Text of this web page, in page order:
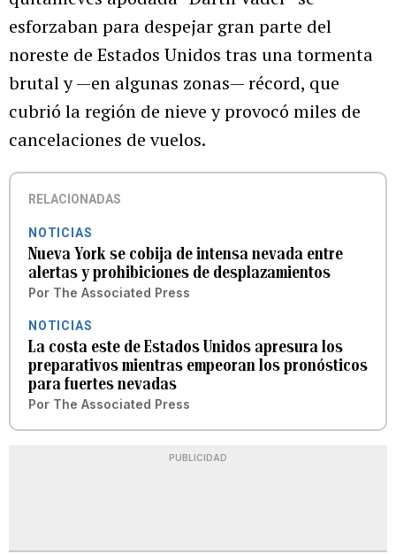
esforzaban para despejar gran parte del
noreste de Estados Unidos tras una tormenta
brutal y —en algunas zonas— récord, que
cubrió la región de nieve y provocó miles de
cancelaciones de vuelos.
RELACIONADAS
NOTICIAS
Nueva York se cobija de intensa nevada entre
alertas y prohibiciones de desplazamientos
Por The Associated Press
NOTICIAS
La costa este de Estados Unidos apresura los
preparativos mientras empeoran los pronósticos
para fuertes nevadas
Por The Associated Press
PUBLICIDAD